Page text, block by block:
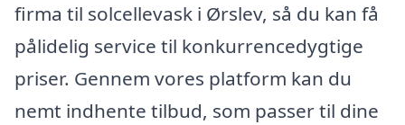
firma til solcellevask i Ørslev, så du kan få
pålidelig service til konkurrencedygtige
priser. Gennem vores platform kan du
nemt indhente tilbud, som passer til dine